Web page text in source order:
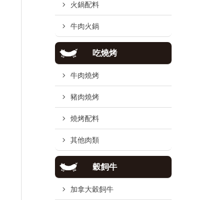
火鍋配料
牛肉火鍋
吃燒烤
牛肉燒烤
豬肉燒烤
燒烤配料
其他肉類
穀飼牛
加拿大穀飼牛